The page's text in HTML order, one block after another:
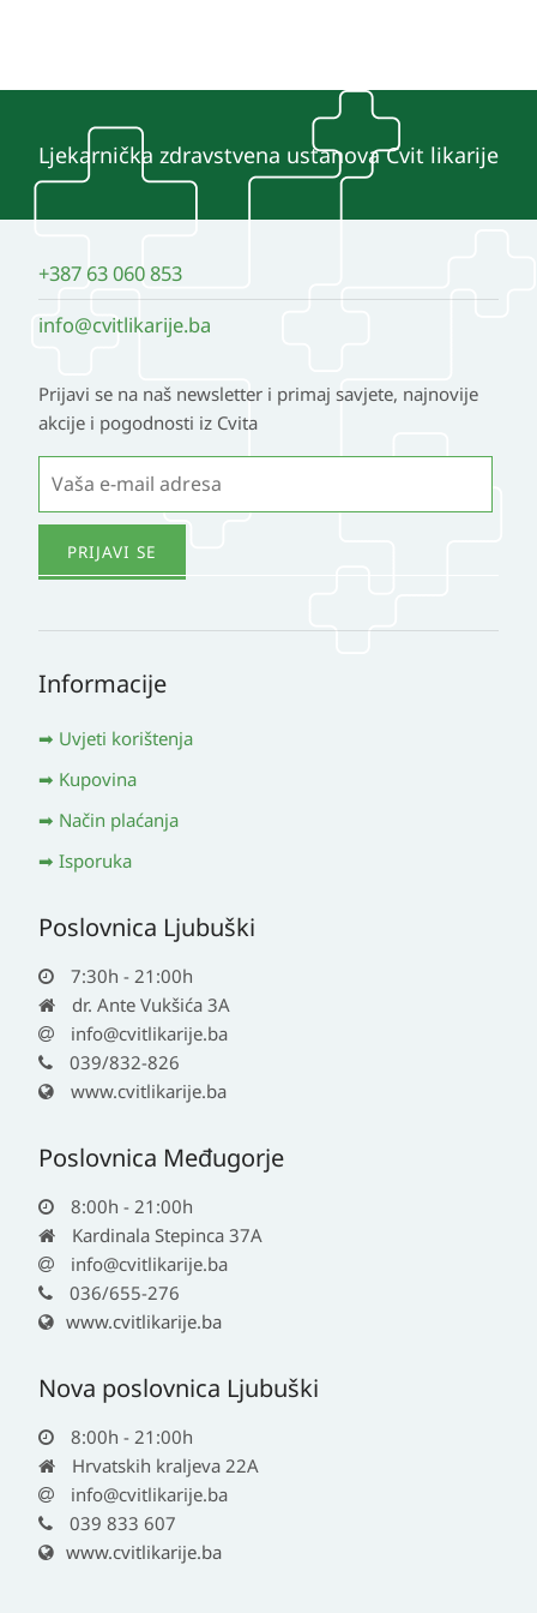
Ljekarnička zdravstvena ustanova Cvit likarije
+387 63 060 853
info@cvitlikarije.ba
Prijavi se na naš newsletter i primaj savjete, najnovije
akcije i pogodnosti iz Cvita
Informacije
Uvjeti korištenja
Kupovina
Način plaćanja
Isporuka
Poslovnica Ljubuški
7:30h - 21:00h
dr. Ante Vukšića 3A
info@cvitlikarije.ba
039/832-826
www.cvitlikarije.ba
Poslovnica Međugorje
8:00h - 21:00h
Kardinala Stepinca 37A
info@cvitlikarije.ba
036/655-276
www.cvitlikarije.ba
Nova poslovnica Ljubuški
8:00h - 21:00h
Hrvatskih kraljeva 22A
info@cvitlikarije.ba
039 833 607
www.cvitlikarije.ba